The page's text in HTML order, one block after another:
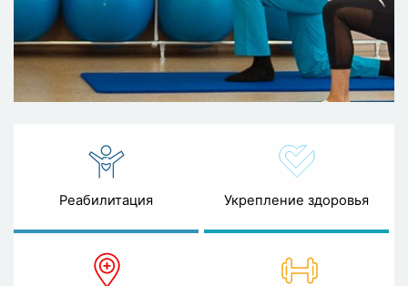
Реабилитация Укрепление здоровья